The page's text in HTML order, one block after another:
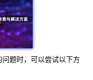
题时，可以尝试以下方